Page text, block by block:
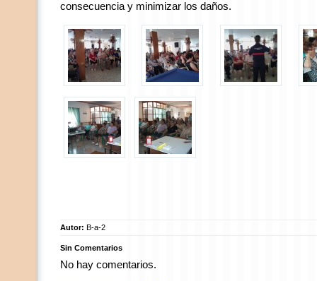
consecuencia y minimizar los daños.
Autor: B-a-2
Sin Comentarios
No hay comentarios.